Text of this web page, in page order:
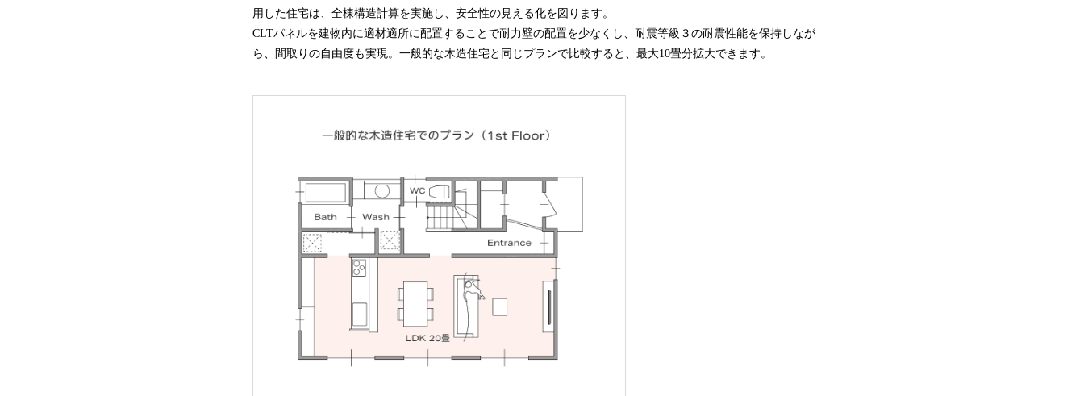
用した住宅は、全棟構造計算を実施し、安全性の見える化を図ります。
CLTパネルを建物内に適材適所に配置することで耐力壁の配置を少なくし、耐震等級３の耐震性能を保持しなが
ら、間取りの自由度も実現。一般的な木造住宅と同じプランで比較すると、最大10畳分拡大できます。